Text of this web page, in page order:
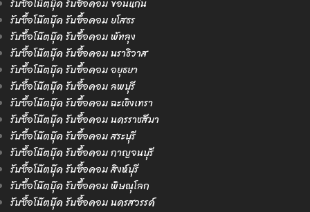
รับซื้อโน๊ตบุ๊ค รับซื้อคอม ขอนแก่น
รับซื้อโน๊ตบุ๊ค รับซื้อคอม ยโสธร
รับซื้อโน๊ตบุ๊ค รับซื้อคอม พัทลุง
รับซื้อโน๊ตบุ๊ค รับซื้อคอม นราธิวาส
รับซื้อโน๊ตบุ๊ค รับซื้อคอม อยุธยา
รับซื้อโน๊ตบุ๊ค รับซื้อคอม ลพบุรี
รับซื้อโน๊ตบุ๊ค รับซื้อคอม ฉะเชิงเทรา
รับซื้อโน๊ตบุ๊ค รับซื้อคอม นครราชสีมา
รับซื้อโน๊ตบุ๊ค รับซื้อคอม สระบุรี
รับซื้อโน๊ตบุ๊ค รับซื้อคอม กาญจนบุรี
รับซื้อโน๊ตบุ๊ค รับซื้อคอม สิงห์บุรี
รับซื้อโน๊ตบุ๊ค รับซื้อคอม พิษณุโลก
รับซื้อโน๊ตบุ๊ค รับซื้อคอม นครสวรรค์